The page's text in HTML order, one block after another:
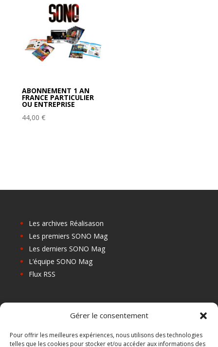
Gérer le consentement
Pour offrir les meilleures expériences, nous utilisons des technologies
telles que les cookies pour stocker et/ou accéder aux informations des
ABONNEMENT 1 AN
FRANCE PARTICULIER
OU ENTREPRISE
44,00 €
Les archives Réalisason
Les premiers SONO Mag
Les derniers SONO Mag
L’équipe SONO Mag
Flux RSS
Les Centres de Formation
Les Points Relais